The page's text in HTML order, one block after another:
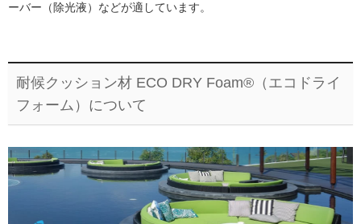
ーバー（除光液）などが適しています。
耐候クッション材 ECO DRY Foam®（エコドライ
フォーム）について